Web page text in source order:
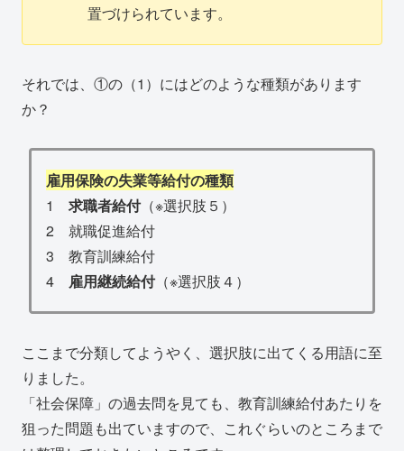
置づけられています。
それでは、①の（1）にはどのような種類があります
か？
雇用保険の失業等給付の種類
1 求職者給付（※選択肢５）
2 就職促進給付
3 教育訓練給付
4 雇用継続給付（※選択肢４）
ここまで分類してようやく、選択肢に出てくる用語に至
りました。
「社会保障」の過去問を見ても、教育訓練給付あたりを
狙った問題も出ていますので、これぐらいのところまで